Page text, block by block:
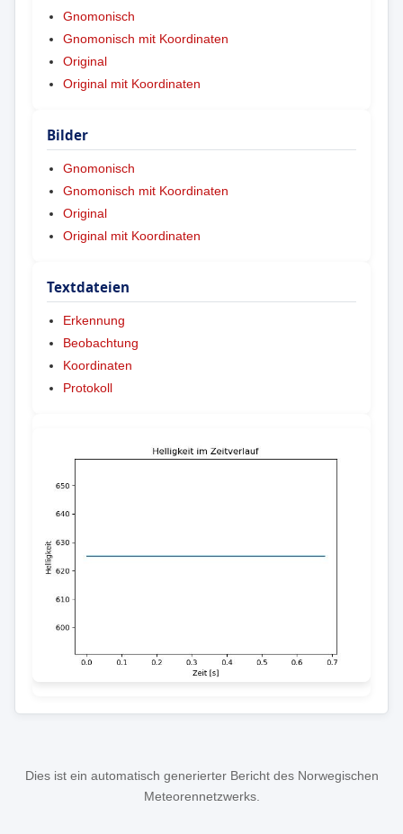
Gnomonisch
Gnomonisch mit Koordinaten
Original
Original mit Koordinaten
Bilder
Gnomonisch
Gnomonisch mit Koordinaten
Original
Original mit Koordinaten
Textdateien
Erkennung
Beobachtung
Koordinaten
Protokoll
Dies ist ein automatisch generierter Bericht des Norwegischen
Meteorennetzwerks.